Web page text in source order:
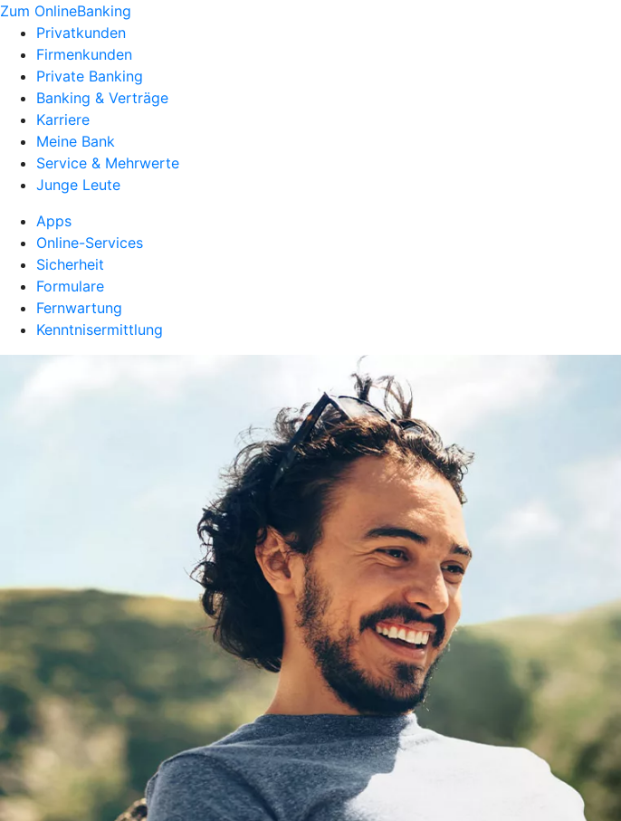
Zum OnlineBanking
Privatkunden
Firmenkunden
Private Banking
Banking & Verträge
Karriere
Meine Bank
Service & Mehrwerte
Junge Leute
Apps
Online-Services
Sicherheit
Formulare
Fernwartung
Kenntnisermittlung